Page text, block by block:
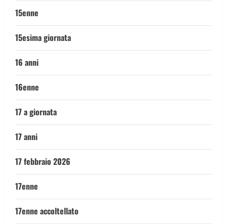
15enne
15esima giornata
16 anni
16enne
17 a giornata
17 anni
17 febbraio 2026
17enne
17enne accoltellato